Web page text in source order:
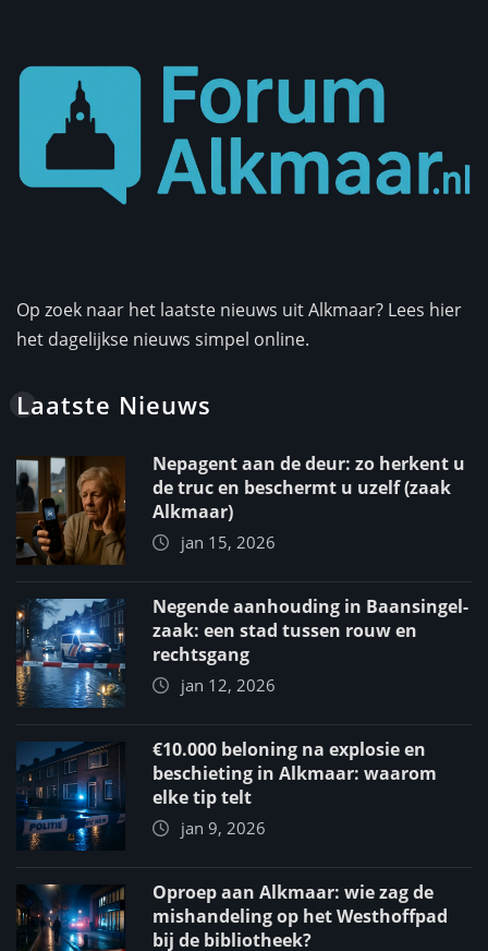
Op zoek naar het laatste nieuws uit Alkmaar? Lees hier
het dagelijkse nieuws simpel online.
Laatste Nieuws
Nepagent aan de deur: zo herkent u
de truc en beschermt u uzelf (zaak
Alkmaar)
jan 15, 2026
Negende aanhouding in Baansingel-
zaak: een stad tussen rouw en
rechtsgang
jan 12, 2026
€10.000 beloning na explosie en
beschieting in Alkmaar: waarom
elke tip telt
jan 9, 2026
Oproep aan Alkmaar: wie zag de
mishandeling op het Westhoffpad
bij de bibliotheek?